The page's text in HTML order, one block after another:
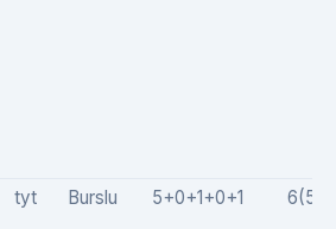
tyt Burslu 5+0+1+0+1